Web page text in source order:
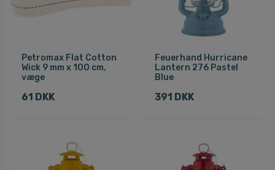
Petromax Flat Cotton
Wick 9 mm x 100 cm,
væge
61 DKK
Feuerhand Hurricane
Lantern 276 Pastel
Blue
391 DKK